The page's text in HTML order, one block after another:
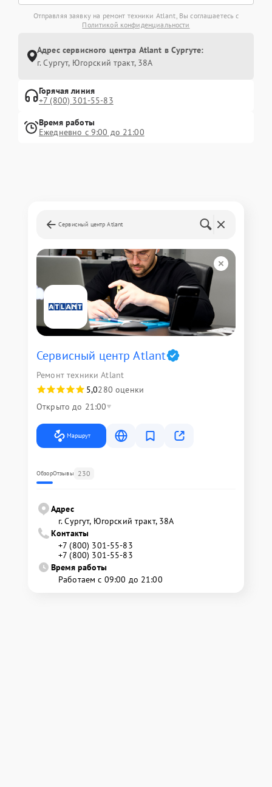
Отправляя заявку на ремонт техники Atlant, Вы соглашаетесь с
Политикой конфиденциальности
Адрес сервисного центра Atlant в Сургуте:
г. Сургут, Югорский тракт, 38А
Горячая линия
+7 (800) 301-55-83
Время работы
Ежедневно с 9:00 до 21:00
Сервисный центр Atlant
Сервисный центр Atlant
Ремонт техники Atlant
5,0280 оценки
Открыто до 21:00
Маршрут
ОбзорОтзывы 230
Адрес
г. Сургут, Югорский тракт, 38А
Контакты
+7 (800) 301-55-83
+7 (800) 301-55-83
Время работы
Работаем с 09:00 до 21:00